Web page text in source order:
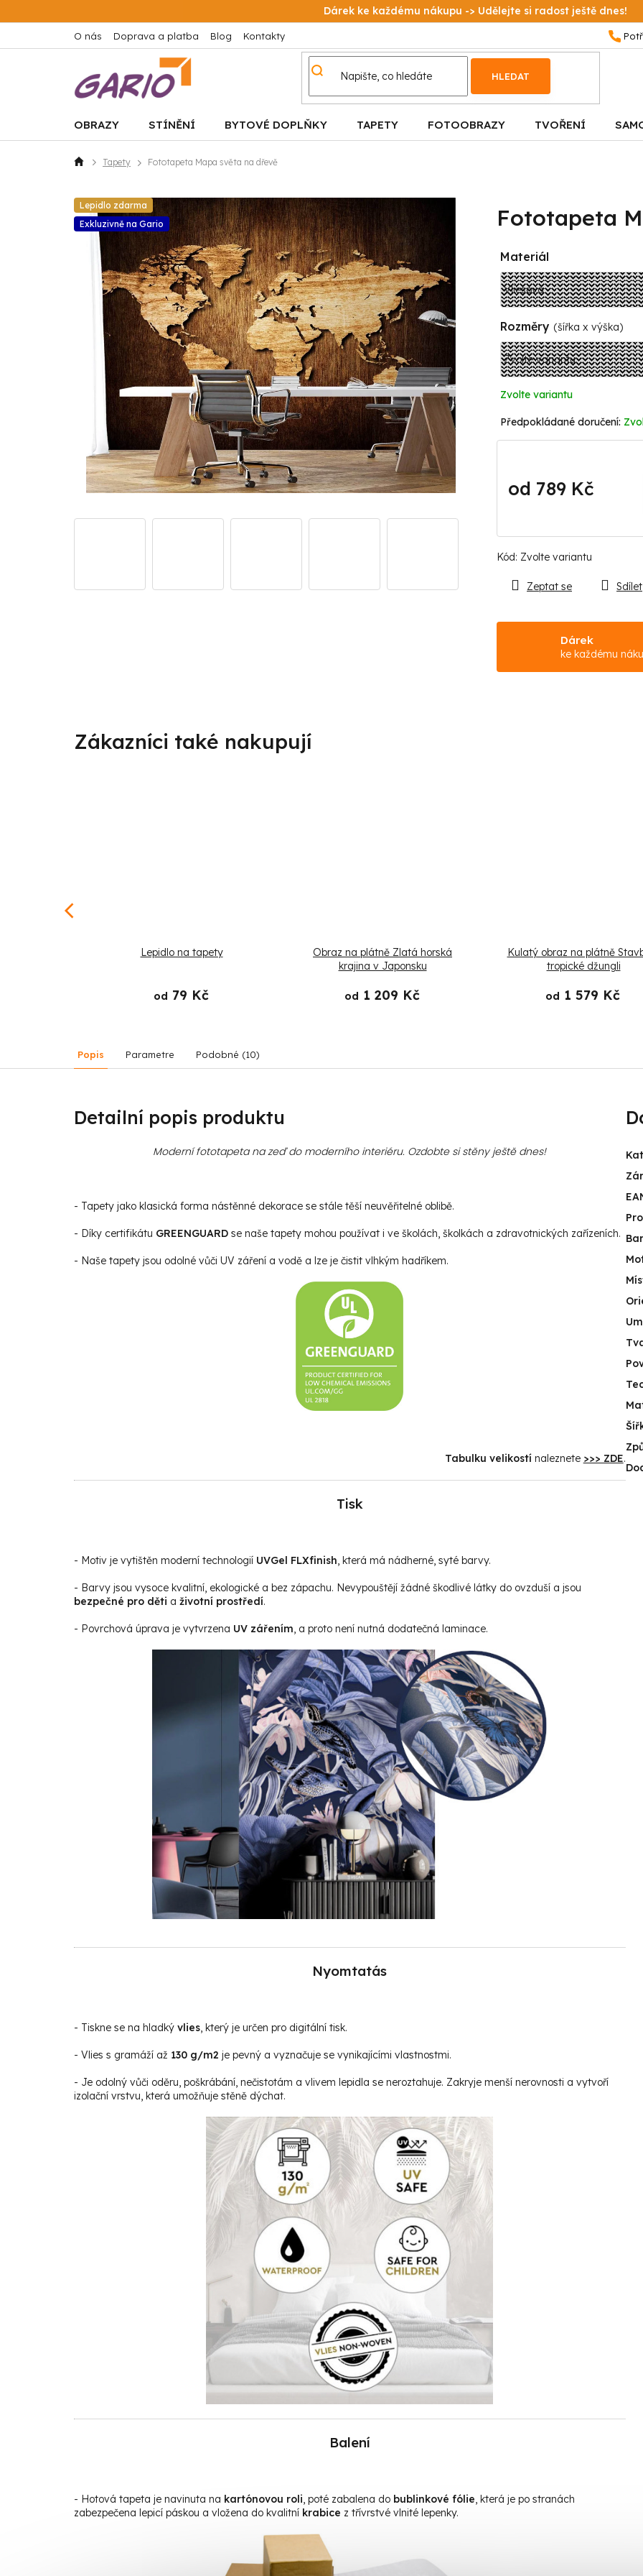
na
Dárek ke každému nákupu -> Udělejte si radost ještě dnes!
O nás Doprava a platba Blog Kontakty
HLEDAT
OBRAZY STÍNĚNÍ BYTOVÉ DOPLŇKY TAPETY FOTOOBRAZY TVOŘENÍ
Domů Tapety Fototapeta Mapa světa na dřevě
Lepidlo zdarma
Exkluzivně na Gario
Fototapeta
Kód: Zvolte variantu
Materiál
Rozměry (šířka x výška)
Zvolte variantu
od 789 Kč
Dárek
ke každému
Zeptat se Sdílet
Lepidlo na tapety
od 79 Kč
Obraz na plátně Zlatá horská
krajina v Japonsku
od 1 209 Kč
Kulatý obraz na plátně
tropické džungli
od 1 579 Kč
Popis Parametre Podobné (10)
Detailní popis produktu
Moderní fototapeta na zeď do moderního interiéru. Ozdobte si stěny ještě dnes!
- Tapety jako klasická forma nástěnné dekorace se stále těší neuvěřitelné oblibě.
- Díky certifikátu GREENGUARD se naše tapety mohou používat i ve školách, školkách a zdravotnických zařízeních.
- Naše tapety jsou odolné vůči UV záření a vodě a lze je čistit vlhkým hadříkem.
Tabulku velikostínaleznete >>> ZDE.
Tisk
- Motiv je vytištěn moderní technologií UVGel FLXfinish, která má nádherné, syté barvy.
- Barvy jsou vysoce kvalitní, ekologické a bez zápachu. Nevypouštějí žádné škodlivé látky do ovzduší a jsou
bezpečné pro děti a životní prostředí.
- Povrchová úprava je vytvrzena UV zářením, a proto není nutná dodatečná laminace.
Nyomtatás
- Tiskne se na hladký vlies, který je určen pro digitální tisk.
- Vlies s gramáží až 130 g/m2 je pevný a vyznačuje se vynikajícími vlastnostmi.
- Je odolný vůči oděru, poškrábání, nečistotám a vlivem lepidla se neroztahuje. Zakryje menší nerovnosti a vytvoří
izolační vrstvu, která umožňuje stěně dýchat.
Balení
- Hotová tapeta je navinuta na kartónovou roli, poté zabalena do bublinkové fólie, která je po stranách
zabezpečena lepicí páskou a vložena do kvalitní krabice z třívrstvé vlnité lepenky.